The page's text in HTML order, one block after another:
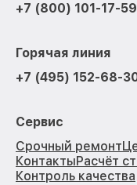
+7 (800) 101-17-59
Горячая линия
+7 (495) 152-68-
Сервис
Срочный ремонт
КонтактыРасчёт
Контроль качества